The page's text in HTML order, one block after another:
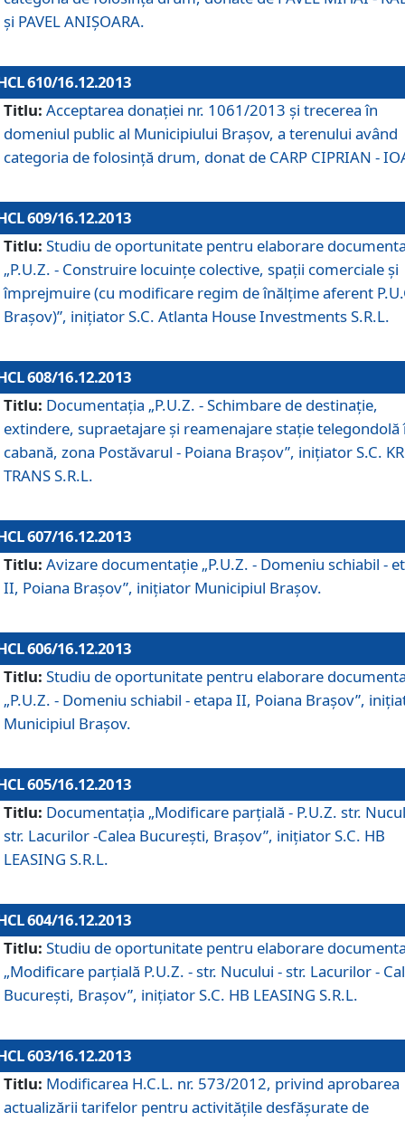
şi PAVEL ANIŞOARA.
610/16.12.2013
Titlu: Acceptarea donaţiei nr. 1061/2013 şi trecerea în
domeniul public al Municipiului Braşov, a terenului având
categoria de folosinţă drum, donat de CARP CIPRIAN -
609/16.12.2013
Titlu: Studiu de oportunitate pentru elaborare
„P.U.Z. - Construire locuinţe colective, spaţii comerciale şi
împrejmuire (cu modificare regim de înălţime aferent
Braşov)”, iniţiator S.C. Atlanta House Investments S.R.L.
608/16.12.2013
Titlu: Documentaţia „P.U.Z. - Schimbare de destinaţie,
extindere, supraetajare şi reamenajare staţie telegondolă
cabană, zona Postăvarul - Poiana Braşov”, iniţiator S.C.
TRANS S.R.L.
607/16.12.2013
Titlu: Avizare documentaţie „P.U.Z. - Domeniu schiabil -
II, Poiana Braşov”, iniţiator Municipiul Braşov.
606/16.12.2013
Titlu: Studiu de oportunitate pentru elaborare
„P.U.Z. - Domeniu schiabil - etapa II, Poiana Braşov”,
Municipiul Braşov.
605/16.12.2013
Titlu: Documentaţia „Modificare parţială - P.U.Z. str.
str. Lacurilor -Calea Bucureşti, Braşov”, iniţiator S.C. HB
LEASING S.R.L.
604/16.12.2013
Titlu: Studiu de oportunitate pentru elaborare
„Modificare parţială P.U.Z. - str. Nucului - str. Lacurilor -
Bucureşti, Braşov”, iniţiator S.C. HB LEASING S.R.L.
603/16.12.2013
Titlu: Modificarea H.C.L. nr. 573/2012, privind aprobarea
actualizării tarifelor pentru activităţile desfăşurate de